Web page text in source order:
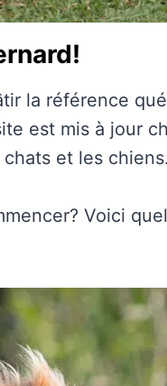
la référence
est mis à jour
et les chiens.
Voici